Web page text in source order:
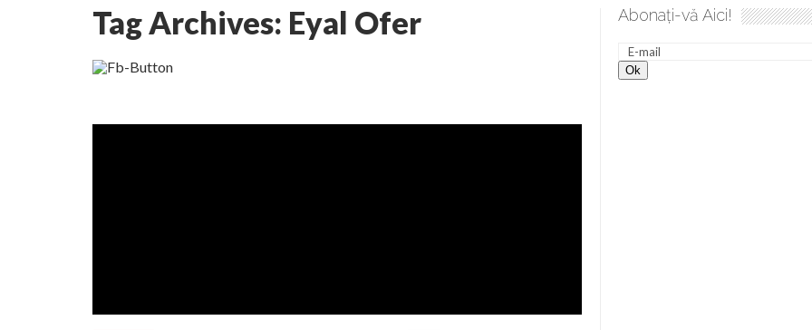
Lepădarea de sine și urmarea lui Hristos. Calea spre desăvârșire. Gând de duminică de Elena Solunca Moise
Tag Archives: Eyal Ofer Abonați-vă Aici!